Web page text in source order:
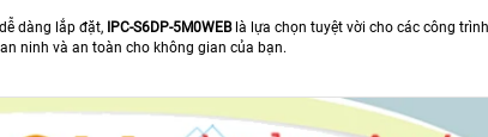
dàng lắp đặt, IPC-S6DP-5M0WEB là lựa chọn tuyệt vời cho các công
an ninh và an toàn cho không gian của bạn.